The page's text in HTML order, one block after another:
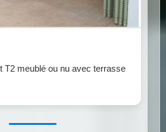
T2 meublé ou nu avec terrasse